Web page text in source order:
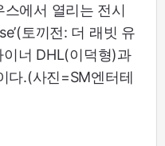
에서 열리는 전시
토끼전: 더 래빗 유
너 DHL(이덕형)과
다.(사진=SM엔터테